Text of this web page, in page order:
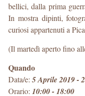
bellici, dalla prima
In mostra dipinti,
curiosi appartenuti a
(Il martedì aperto fino
Quando
Data/e: 5 Aprile 2019 -
Orario: 10:00 - 18:00